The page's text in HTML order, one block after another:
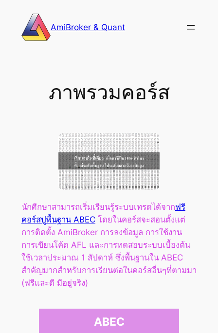
content
AmiBroker & Quant
ภาพรวมคอร์ส
นักศีกษาสามารถเริ่มเรียนรู้ระบบเทรดได้จากฟรี
คอร์สปูพื้นฐาน ABECโดยในคอร์สจะสอนตั้งแต่
การติดตั้ง AmiBroker การลงข้อมูล การใช้งาน
การเขียนโค้ด AFL และการทดสอบระบบเบื้องต้น
ใช้เวลาประมาณ 1 สัปดาห์ ซึ่งพื้นฐานใน ABEC
สำคัญมากสำหรับการเรียนต่อในคอร์สอื่นๆที่ตามมา
(ฟรีและดี มีอยู่จริง)
ABEC